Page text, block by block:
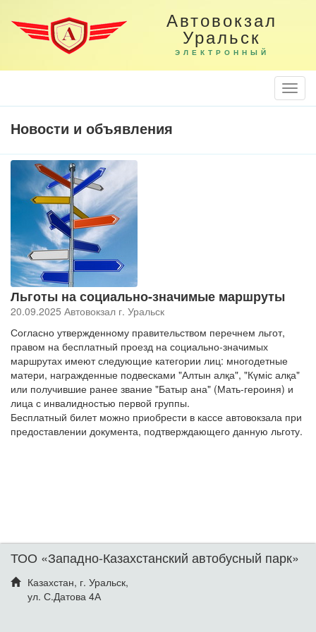
Автовокзал
Уральск
ЭЛЕКТРОННЫЙ
Новости и объявления
Льготы на социально-значимые маршруты
20.09.2025 Автовокзал г. Уральск
Согласно утвержденному правительством перечнем льгот,
правом на бесплатный проезд на социально-значимых
маршрутах имеют следующие категории лиц: многодетные
матери, награжденные подвесками "Алтын алқа", "Күміс алқа"
или получившие ранее звание "Батыр ана" (Мать-героиня) и
лица с инвалидностью первой группы.
Бесплатный билет можно приобрести в кассе автовокзала при
предоставлении документа, подтверждающего данную льготу.
ТОО «Западно-Казахстанский автобусный парк»
Казахстан, г. Уральск,
ул. С.Датова 4А